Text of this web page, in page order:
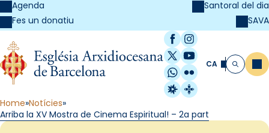
Agenda
Fes un donatiu
Santoral del dia
SAVA
Facebook
Instagram
X / Twitter
YouTube
WhatsApp
Flickr
Radio Estel
Catalunya
CA Cerca
Home Notícies
Arriba la XV Mostra de Cinema Espiritual! – 2a part